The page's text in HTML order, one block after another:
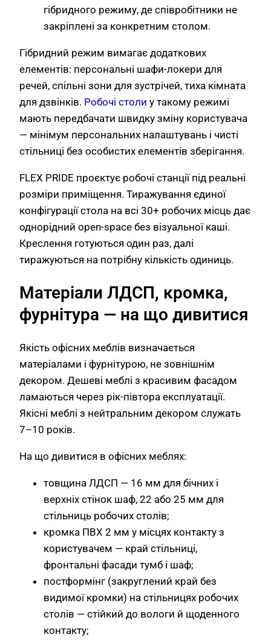
гібридного режиму, де співробітники не
закріплені за конкретним столом.
Гібридний режим вимагає додаткових
елементів: персональні шафи-локери для
речей, спільні зони для зустрічей, тиха кімната
для дзвінків. Робочі столи у такому режимі
мають передбачати швидку зміну користувача
— мінімум персональних налаштувань і чисті
стільниці без особистих елементів зберігання.
FLEX PRIDE проєктує робочі станції під реальні
розміри приміщення. Тиражування єдиної
конфігурації стола на всі 30+ робочих місць дає
однорідний open-space без візуальної каші.
Креслення готуються один раз, далі
тиражуються на потрібну кількість одиниць.
Матеріали ЛДСП, кромка,
фурнітура — на що дивитися
Якість офісних меблів визначається
матеріалами і фурнітурою, не зовнішнім
декором. Дешеві меблі з красивим фасадом
ламаються через рік-півтора експлуатації.
Якісні меблі з нейтральним декором служать
7–10 років.
На що дивитися в офісних меблях:
товщина ЛДСП — 16 мм для бічних і
верхніх стінок шаф, 22 або 25 мм для
стільниць робочих столів;
кромка ПВХ 2 мм у місцях контакту з
користувачем — край стільниці,
фронтальні фасади тумб і шаф;
постформінг (закруглений край без
видимої кромки) на стільницях робочих
столів — стійкий до вологи й щоденного
контакту;